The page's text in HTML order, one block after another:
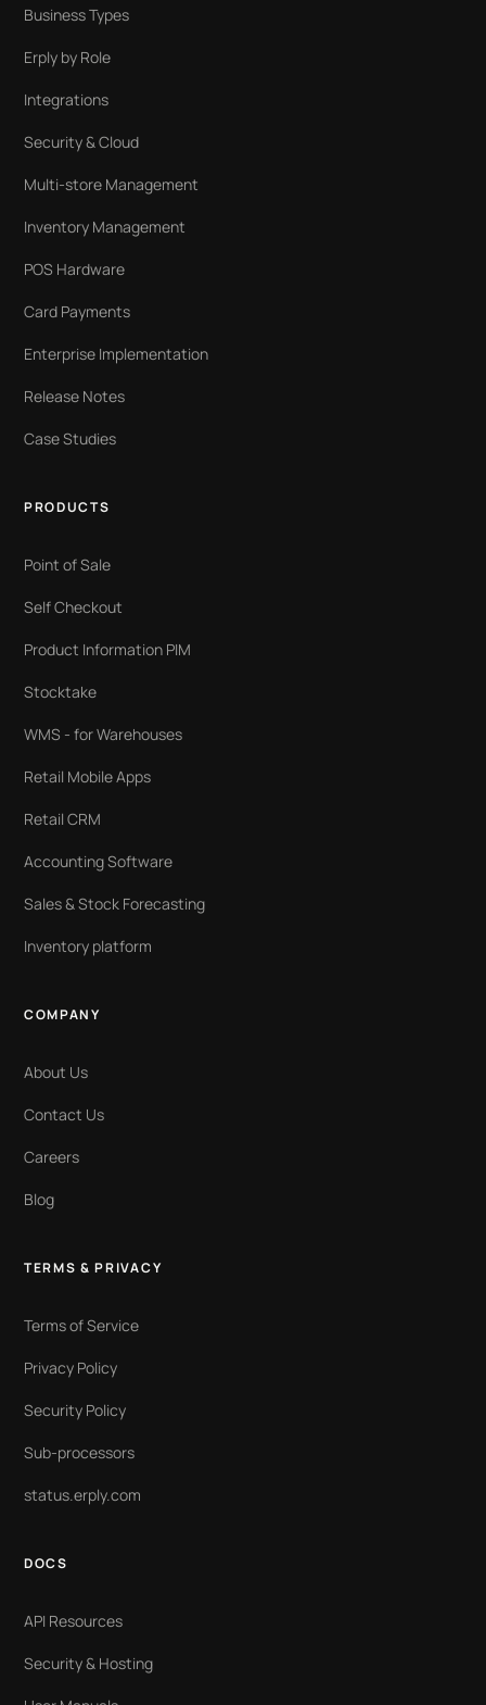
Business Types
Erply by Role
Integrations
Security & Cloud
Multi-store Management
Inventory Management
POS Hardware
Card Payments
Enterprise Implementation
Release Notes
Case Studies
PRODUCTS
Point of Sale
Self Checkout
Product Information PIM
Stocktake
WMS - for Warehouses
Retail Mobile Apps
Retail CRM
Accounting Software
Sales & Stock Forecasting
Inventory platform
COMPANY
About Us
Contact Us
Careers
Blog
TERMS & PRIVACY
Terms of Service
Privacy Policy
Security Policy
Sub-processors
status.erply.com
DOCS
API Resources
Security & Hosting